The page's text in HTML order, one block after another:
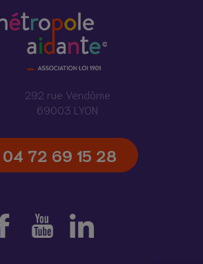
292 rue Vendôme
69003 LYON
04 72 69 15 28